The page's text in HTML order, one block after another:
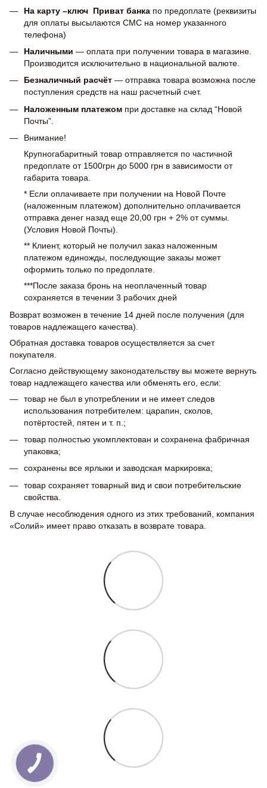
На карту –ключ Приват банка по предоплате (реквизиты
для оплаты высылаются СМС на номер указанного
телефона)
Наличными — оплата при получении товара в магазине.
Производится исключительно в национальной валюте.
Безналичный расчёт — отправка товара возможна после
поступления средств на наш расчетный счет.
Наложенным платежом при доставке на склад “Новой
Почты”.
Внимание!
Крупногабаритный товар отправляется по частичной
предоплате от 1500грн до 5000 грн в зависимости от
габарита товара.
* Если оплачиваете при получении на Новой Почте
(наложенным платежом) дополнительно оплачивается
отправка денег назад еще 20,00 грн + 2% от суммы.
(Условия Новой Почты).
** Клиент, который не получил заказ наложенным
платежом единожды, последующие заказы может
оформить только по предоплате.
***После заказа бронь на неоплаченный товар
сохраняется в течении 3 рабочих дней
Возврат возможен в течение 14 дней после получения (для
товаров надлежащего качества).
Обратная доставка товаров осуществляется за счет
покупателя.
Согласно действующему законодательству вы можете вернуть
товар надлежащего качества или обменять его, если:
товар не был в употреблении и не имеет следов
использования потребителем: царапин, сколов,
потёртостей, пятен и т. п.;
товар полностью укомплектован и сохранена фабричная
упаковка;
сохранены все ярлыки и заводская маркировка;
товар сохраняет товарный вид и свои потребительские
свойства.
В случае несоблюдения одного из этих требований, компания
«Солий» имеет право отказать в возврате товара.